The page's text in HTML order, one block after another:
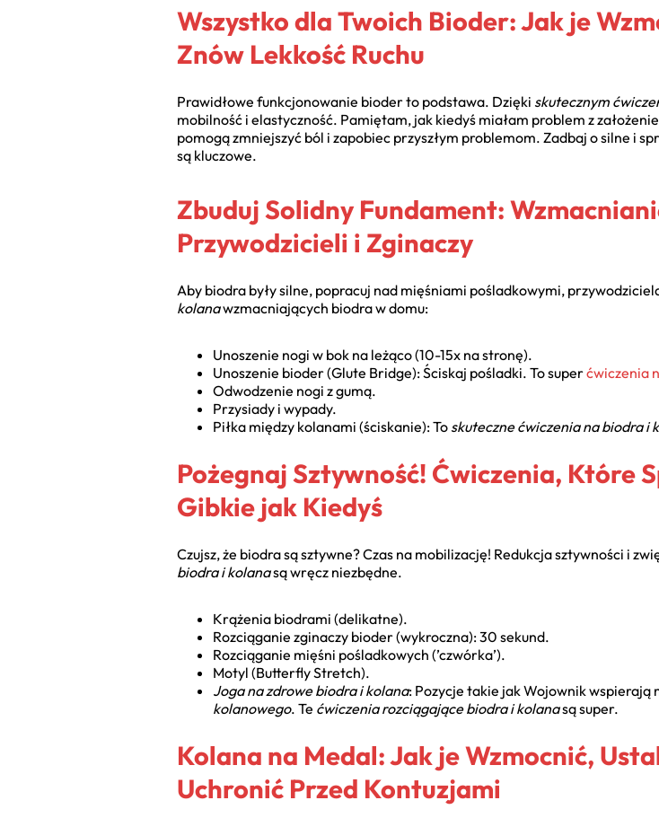
Wszystko dla Twoich Bioder: Jak je
Znów Lekkość Ruchu
Prawidłowe funkcjonowanie bioder to podstawa. Dzięki skutecznym
mobilność i elastyczność. Pamiętam, jak kiedyś miałam problem z
pomogą zmniejszyć ból i zapobiec przyszłym problemom. Zadbaj o silne i
są kluczowe.
Zbuduj Solidny Fundament:
Przywodzicieli i Zginaczy
Aby biodra były silne, popracuj nad mięśniami pośladkowymi,
kolanawzmacniających biodra w domu:
Unoszenie nogi w bok na leżąco (10-15x na stronę).
Unoszenie bioder (Glute Bridge): Ściskaj pośladki. To superćwiczenia
Odwodzenie nogi z gumą.
Przysiady i wypady.
Piłka między kolanami (ściskanie): To skuteczne ćwiczenia na biodra i
Pożegnaj Sztywność! Ćwiczenia, Które
Gibkie jak Kiedyś
Czujsz, że biodra są sztywne? Czas na mobilizację! Redukcja sztywności i
biodra i kolanasą wręcz niezbędne.
Krążenia biodrami (delikatne).
Rozciąganie zginaczy bioder (wykroczna): 30 sekund.
Rozciąganie mięśni pośladkowych (’czwórka’).
Motyl (Butterfly Stretch).
Joga na zdrowe biodra i kolana: Pozycje takie jak Wojownik wspierają
kolanowego. Te ćwiczenia rozciągające biodra i kolanasą super.
Kolana na Medal: Jak je Wzmocnić,
Uchronić Przed Kontuzjami